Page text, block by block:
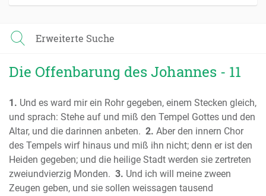
Das Buch Ruth
Das zweite Buch Samuel
Das zweite Buch der Könige
Das erste Buch der Chronik
Das zweite Buch der Chronik
Das Buch Esra
Das Buch Nehemia
Das Buch Ester
Erweiterte Suche
Die Offenbarung des Johannes - 11
1. Und es ward mir ein Rohr gegeben, einem Stecken gleich,
und sprach: Stehe auf und miß den Tempel Gottes und den
Altar, und die darinnen anbeten. 2. Aber den innern Chor
des Tempels wirf hinaus und miß ihn nicht; denn er ist den
Heiden gegeben; und die heilige Stadt werden sie zertreten
zweiundvierzig Monden. 3. Und ich will meine zween
Zeugen geben, und sie sollen weissagen tausend